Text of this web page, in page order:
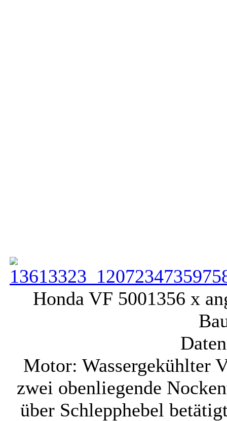
Honda VF 5001356 x
Motor: Wassergekühlter
zwei obenliegende
über Schlepphebel